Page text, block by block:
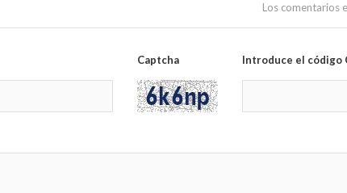
Los comentarios
Captcha Introduce el código